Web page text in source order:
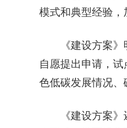
模式和典型经验，
《建设方案》明
自愿提出申请，
色低碳发展情况、
《建设方案》还